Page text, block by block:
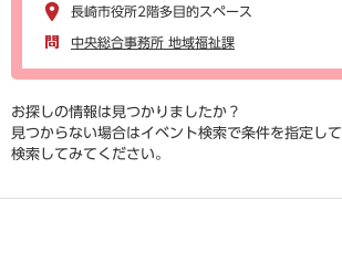
長崎市役所2階多目的スペース
中央総合事務所 地域福祉課
お探しの情報は見つかりましたか？
見つからない場合はイベント検索で条件を指定して
検索してみてください。